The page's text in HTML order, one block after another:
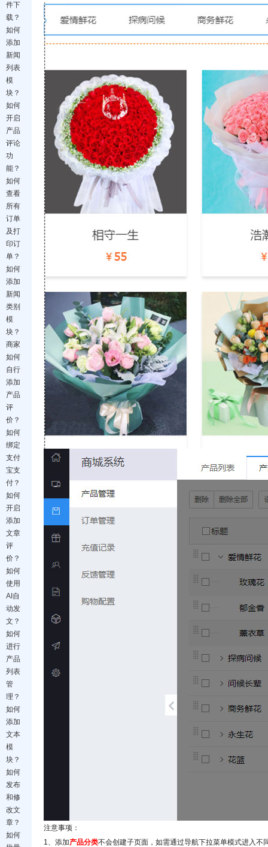
件下
载？
如何
添加
新闻
列表
模
块？
如何
开启
产品
评论
功
能？
如何
查看
所有
订单
及打
印订
单？
如何
添加
新闻
类别
模
块？
商家
如何
自行
添加
产品
评
价？
如何
绑定
支付
宝支
付？
如何
开启
添加
文章
评
价？
如何
使用
AI自
动发
文？
如何
进行
产品
列表
管
理？
如何
添加
文本
模
块？
如何
发布
和修
改文
章？
如何
注意事项：
1、添加产品分类不会创建子页面，如需通过导航下拉菜单模式进入不